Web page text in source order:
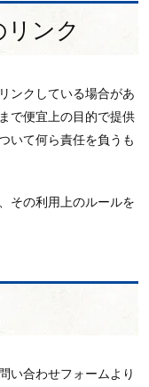
ンク
ンクしている場合があ
で便宜上の目的で提供
いて何ら責任を負うも
その利用上のルールを
い合わせフォームより